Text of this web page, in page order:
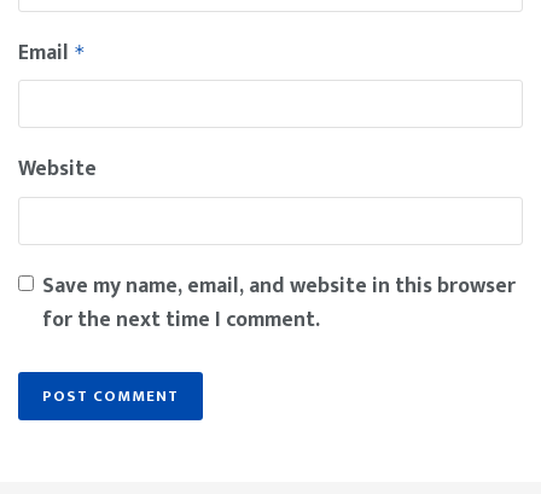
Email *
Website
Save my name, email, and website in this browser
for the next time I comment.